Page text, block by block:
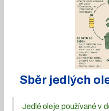
Sběr jedlých
Jedlé oleje používané v